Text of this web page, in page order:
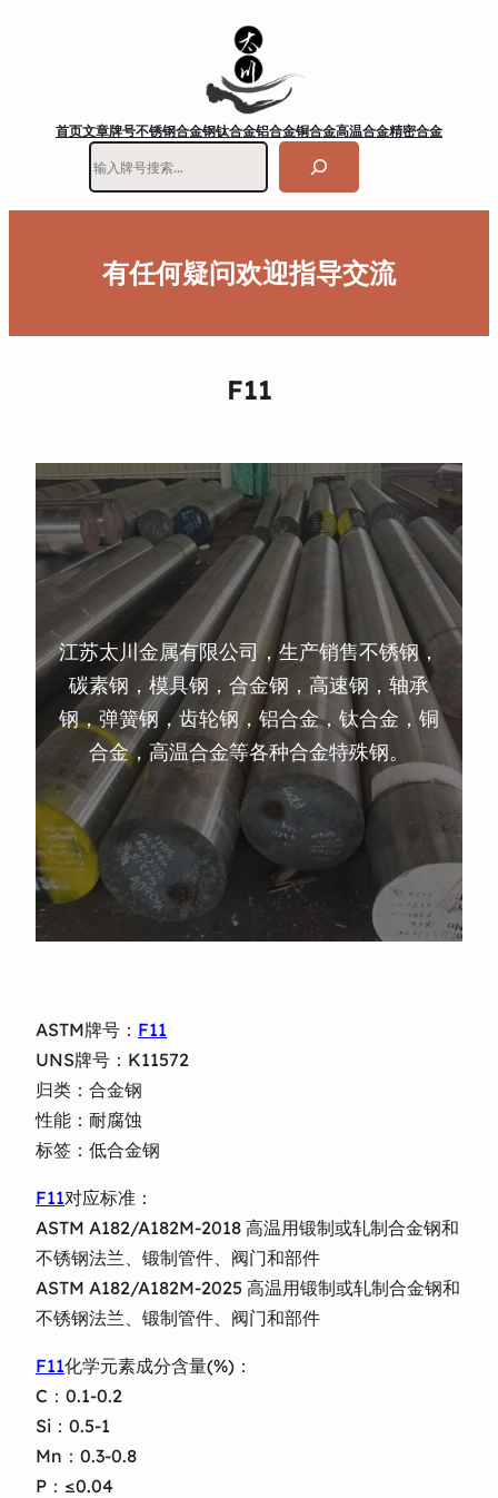
首页文章牌号不锈钢合金钢钛合金铝合金铜合金高温合金精密合金
有任何疑问欢迎指导交流
F11
江苏太川金属有限公司，生产销售不锈钢，
碳素钢，模具钢，合金钢，高速钢，轴承
钢，弹簧钢，齿轮钢，铝合金，钛合金，铜
合金，高温合金等各种合金特殊钢。
ASTM牌号： F11
UNS牌号：K11572
归类：合金钢
性能：耐腐蚀
标签：低合金钢
F11对应标准：
ASTM A182/A182M-2018 高温用锻制或轧制合金钢和
不锈钢法兰、锻制管件、阀门和部件
ASTM A182/A182M-2025 高温用锻制或轧制合金钢和
不锈钢法兰、锻制管件、阀门和部件
F11化学元素成分含量(%)：
C：0.1-0.2
Si：0.5-1
Mn：0.3-0.8
P：≤0.04